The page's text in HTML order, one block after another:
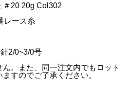
＃20 20g Col302
レース糸
2/0~3/0号
。また、同一注文内でもロット
すのでご了承ください。